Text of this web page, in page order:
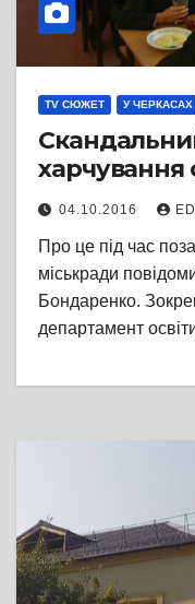
TV СЮЖЕТ У ЧЕРКАСАХ
харчування
04.10.2016
Про це під час
міськради
Бондаренко.
департамент